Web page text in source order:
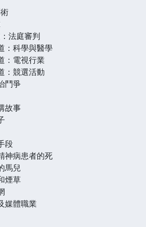
法庭審判
：科學與醫學
：電視行業
：競選活動
鬥爭
故事
段
神病患者的死
馬兒
煙草
媒體職業